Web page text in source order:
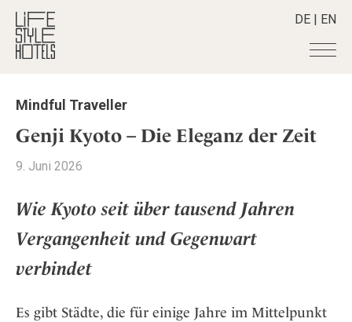
DE | EN
Hotels +
Alle Hotels
Alpine Lifestyle
Beach
City
Countryside
Mindful Traveller
New Member
Destinationen
Alle Destinationen
Deutschland
Indien
Indonesien
Stories
Adventkalender
Aktiv & Wellness
Culture
Eat & Drink
Alle Produkte
Lifestylehotels BOOK
The Stylemate Magazin/e
Smart Traveller +
Alle Smart Deals
Smart Traveller
Newsletter
Become a member
Member Benefits
About us +
Mindful Traveller
Genji Kyoto – Die Eleganz der Zeit
9. Juni 2026
Wie Kyoto seit über tausend Jahren
Vergangenheit und Gegenwart
verbindet
Es gibt Städte, die für einige Jahre im Mittelpunkt